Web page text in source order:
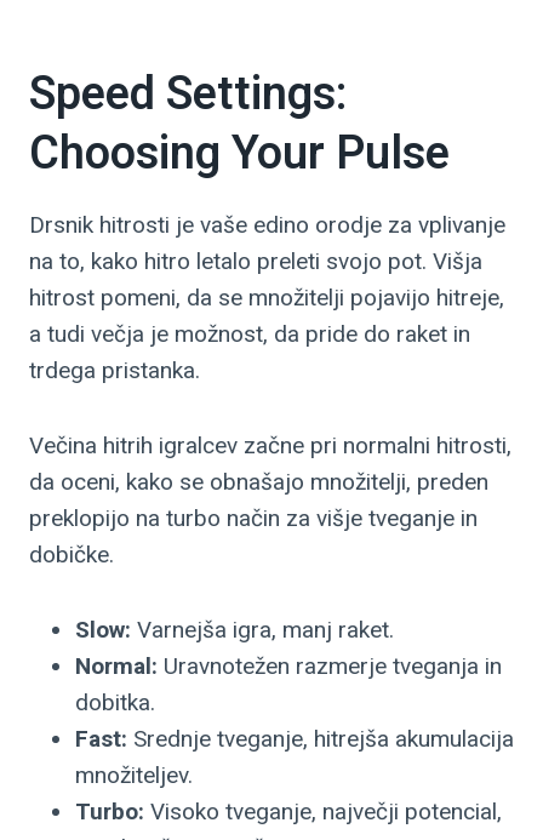
Speed Settings:
Choosing Your Pulse
Drsnik hitrosti je vaše edino orodje za vplivanje
na to, kako hitro letalo preleti svojo pot. Višja
hitrost pomeni, da se množitelji pojavijo hitreje,
a tudi večja je možnost, da pride do raket in
trdega pristanka.
Večina hitrih igralcev začne pri normalni hitrosti,
da oceni, kako se obnašajo množitelji, preden
preklopijo na turbo način za višje tveganje in
dobičke.
Slow: Varnejša igra, manj raket.
Normal: Uravnotežen razmerje tveganja in
dobitka.
Fast: Srednje tveganje, hitrejša akumulacija
množiteljev.
Turbo: Visoko tveganje, največji potencial,